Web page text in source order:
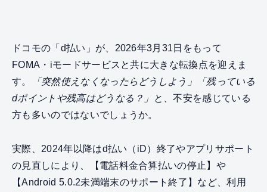
ドコモの「d払い」が、2026年3月31日をもって
FOMA・iモードサービスと共に大きな転換点を迎えま
す。
「突然使えなくなったらどうしよう」「残っている
dポイントや残高はどうなる？」
と、不安を感じている
方も多いのではないでしょうか。
実際、2024年以降はd払い（iD）終了やアプリサポート
の見直しにより、【電話料金合算払いの停止】や
【Android 5.0.2未満端末のサポート終了】など、利用